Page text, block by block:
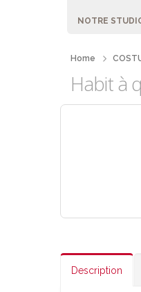
NOTRE
Home
Habit à
Description